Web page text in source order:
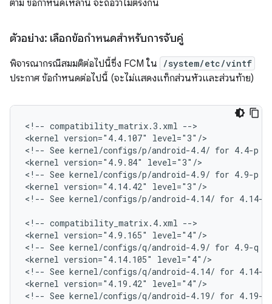
ตาม ข้อกำหนดเหล่านี้ จะถือว่าไม่ตรงกัน
ตัวอย่าง: เลือกข้อกำหนดสำหรับการจับคู่
พิจารณากรณีสมมติต่อไปนี้ซึ่ง FCM ใน /system/etc/vintf
ประกาศ ข้อกำหนดต่อไปนี้ (จะไม่แสดงแท็กส่วนหัวและส่วนท้าย)
< !-- compatibility_matrix.3.xml -->
<kernel version="4.4.107" level="3"/>
< !-- See kernel/configs/p/android-4.4/ for 4.4-p
<kernel version="4.9.84" level="3"/>
< !-- See kernel/configs/p/android-4.9/ for 4.9-p
<kernel version="4.14.42" level="3"/>
< !-- See kernel/configs/p/android-4.14/ for 4.14-p
< !-- compatibility_matrix.4.xml -->
<kernel version="4.9.165" level="4"/>
< !-- See kernel/configs/q/android-4.9/ for 4.9-q
<kernel version="4.14.105" level="4"/>
< !-- See kernel/configs/q/android-4.14/ for 4.14-q
<kernel version="4.19.42" level="4"/>
< !-- See kernel/configs/q/android-4.19/ for 4.19-q